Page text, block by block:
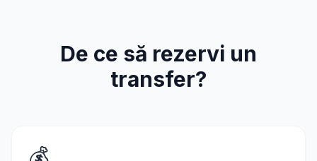
De ce să rezervi un
transfer?